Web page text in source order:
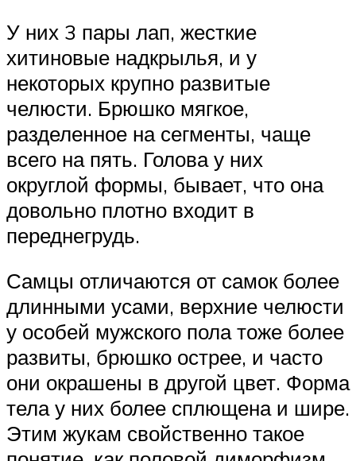
У них 3 пары лап, жесткие
хитиновые надкрылья, и у
некоторых крупно развитые
челюсти. Брюшко мягкое,
разделенное на сегменты, чаще
всего на пять. Голова у них
округлой формы, бывает, что она
довольно плотно входит в
переднегрудь.
Самцы отличаются от самок более
длинными усами, верхние челюсти
у особей мужского пола тоже более
развиты, брюшко острее, и часто
они окрашены в другой цвет. Форма
тела у них более сплющена и шире.
Этим жукам свойственно такое